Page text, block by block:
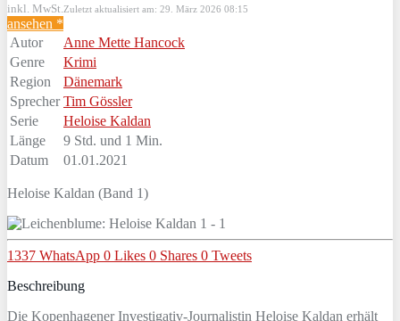
inkl. MwSt. Zuletzt aktualisiert am: 29. März 2026 08:15
ansehen *
Autor
Anne Mette Hancock
Genre
Krimi
Region
Dänemark
Sprecher Tim Gössler
Serie
Heloise Kaldan
Länge
9 Std. und 1 Min.
Datum
01.01.2021
Heloise Kaldan (Band 1)
1337 WhatsApp 0 Likes 0 Shares 0 Tweets
Beschreibung
Die Kopenhagener Investigativ-Journalistin Heloise Kaldan erhält